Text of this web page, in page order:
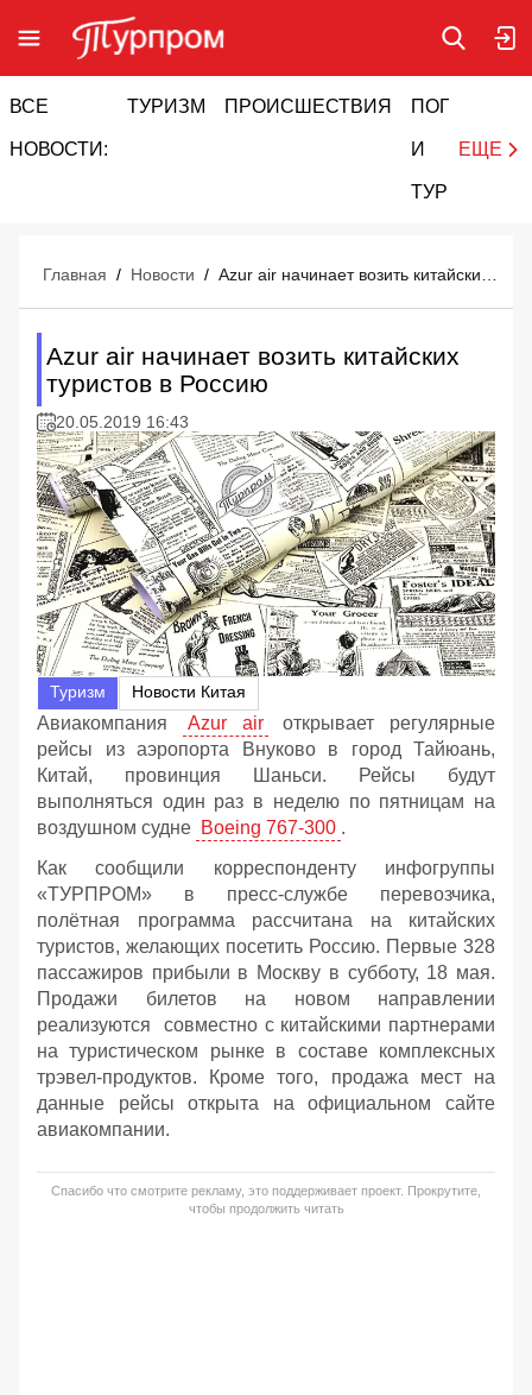
ВСЕ
НОВОСТИ:
ТУРИЗМ ПРОИСШЕСТВИЯ ПОГОДА
И
ТУРИЗМ
ЕЩЕ
Главная / Новости /
Azur air начинает возить китайских
туристов в Россию
20.05.2019 16:43
Туризм Новости Китая
Авиакомпания Azur air
открывает регулярные
рейсы из аэропорта Внуково в город Тайюань,
Китай, провинция Шаньси. Рейсы будут
выполняться один раз в неделю по пятницам на
воздушном судне Boeing 767-300 .
Как сообщили корреспонденту инфогруппы
«ТУРПРОМ» в пресс-службе перевозчика,
полётная программа рассчитана на китайских
туристов, желающих посетить Россию. Первые 328
пассажиров прибыли в Москву в субботу, 18 мая.
Продажи билетов на новом направлении
реализуются совместно с китайскими партнерами
на туристическом рынке в составе комплексных
трэвел-продуктов. Кроме того, продажа мест на
данные рейсы открыта на официальном сайте
авиакомпании.
Спасибо что смотрите рекламу, это поддерживает проект. Прокрутите,
чтобы продолжить читать